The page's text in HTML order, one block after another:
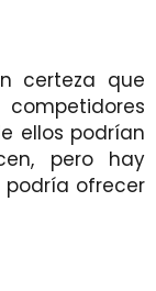
certeza que
ellos podrían
pero hay
podría ofrecer